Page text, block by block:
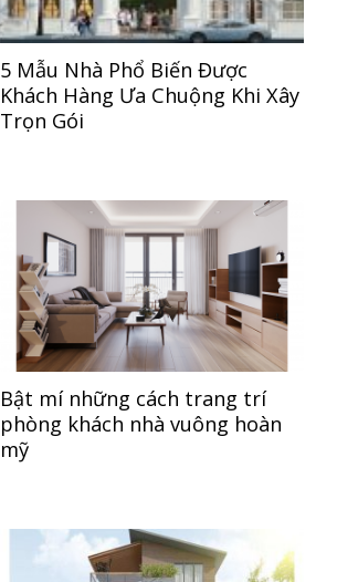
5 Mẫu Nhà Phổ Biến Được
Khách Hàng Ưa Chuộng Khi Xây
Trọn Gói
Bật mí những cách trang trí
phòng khách nhà vuông hoàn
mỹ